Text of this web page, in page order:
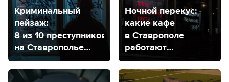
Криминальный
пейзаж:
8 из 10 преступников
на Ставрополье
мужчины,
а лидером
Ночной перекус:
какие кафе
в Ставрополе
работают
круглосуточно?